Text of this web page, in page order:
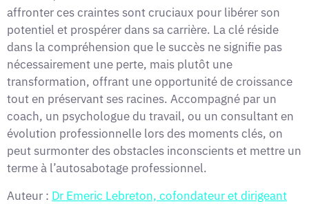
affronter ces craintes sont cruciaux pour libérer son
potentiel et prospérer dans sa carrière. La clé réside
dans la compréhension que le succès ne signifie pas
nécessairement une perte, mais plutôt une
transformation, offrant une opportunité de croissance
tout en préservant ses racines. Accompagné par un
coach, un psychologue du travail, ou un consultant en
évolution professionnelle lors des moments clés, on
peut surmonter des obstacles inconscients et mettre un
terme à l’autosabotage professionnel.
Auteur : Dr Emeric Lebreton, cofondateur et dirigeant